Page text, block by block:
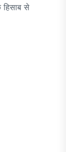
से